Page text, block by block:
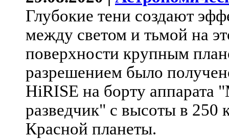
Глубокие тени создают
между светом и тьмой на
поверхности крупным
разрешением было
HiRISE на борту аппарата
разведчик" с высоты в 250
Красной планеты.